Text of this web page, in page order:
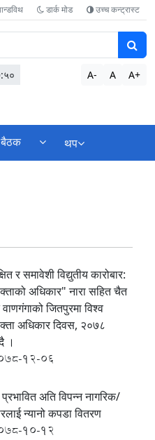
डार्क मोड उच्च कन्ट्रास्ट
A- A A+
बैठक थप
र समावेशी विद्युतीय कारोबार:
अधिकार" नारा सहित चैत
जितपुरमा विश्व
अधिकार दिवस, २०७८
।
12-06
अति विपन्न नागरिक/
न्यानो कपडा वितरण
10-12